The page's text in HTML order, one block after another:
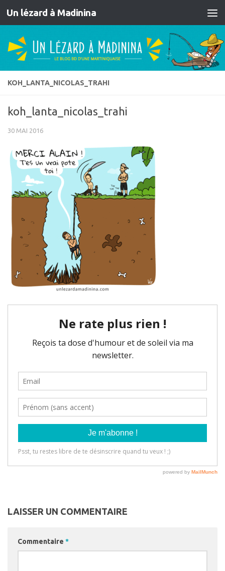
Skip to content
Un lézard à Madinina
KOH_LANTA_NICOLAS_TRAHI
koh_lanta_nicolas_trahi
30 MAI 2016
LAISSER UN COMMENTAIRE
Commentaire *